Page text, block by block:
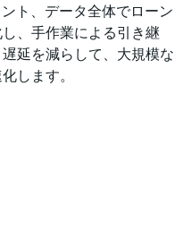
ト、データ全体でローン
、手作業による引き継
延を減らして、大規模な
します。